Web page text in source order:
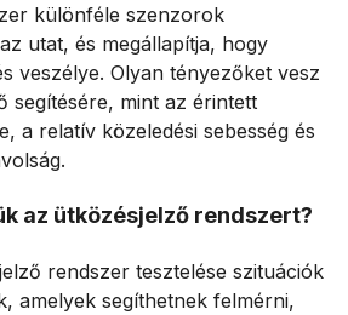
különféle szenzorok
utat, és megállapítja, hogy
veszélye. Olyan tényezőket vesz
segítésére, mint az érintett
a relatív közeledési sebesség és
az ütközésjelző rendszert?
rendszer tesztelése szituációk
amelyek segíthetnek felmérni,